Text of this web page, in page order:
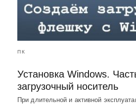
ПК
Установка Windows.
загрузочный носитель
При длительной и активной